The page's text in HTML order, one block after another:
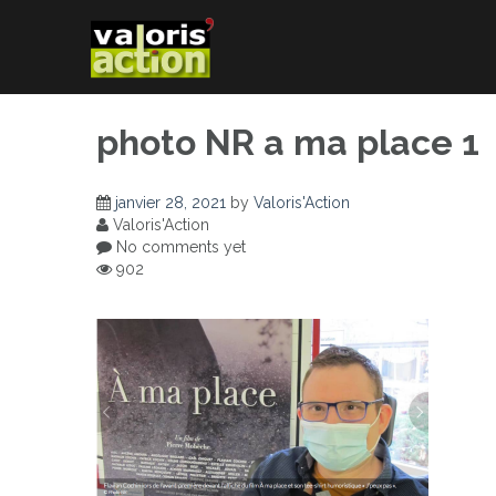
photo NR a ma place 1
janvier 28, 2021 by Valoris'Action
Valoris'Action
No comments yet
902